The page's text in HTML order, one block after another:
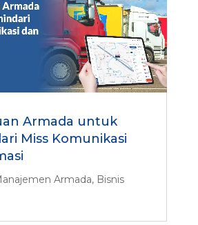
Armada untuk
Miss Komunikasi
Armada, Bisnis